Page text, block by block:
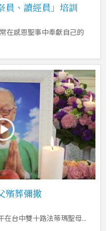
員、讀經員」培訓
在感恩聖事中奉獻自己的
殯葬彌撒
台中雙十路法蒂瑪聖母...